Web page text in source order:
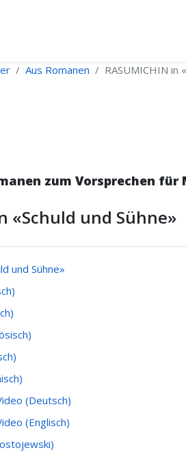
Aus Romanen RASUMICHIN in
zum Vorsprechen für
«Schuld und Sühne»
und Sühne»
(Deutsch)
(Englisch)